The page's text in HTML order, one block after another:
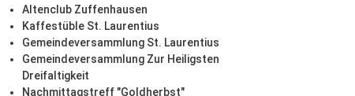
Altenclub Zuffenhausen
Kaffestüble St. Laurentius
Gemeindeversammlung St. Laurentius
Gemeindeversammlung Zur Heiligsten
Dreifaltigkeit
Nachmittagstreff "Goldherbst"